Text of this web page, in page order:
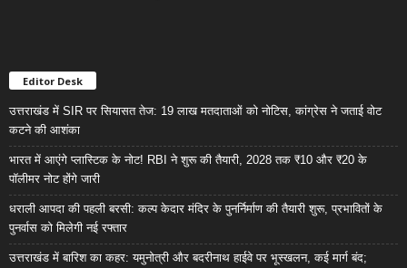
Editor Desk
उत्तराखंड में SIR पर सियासत तेज: 19 लाख मतदाताओं को नोटिस, कांग्रेस ने जताई वोट
कटने की आशंका
भारत में आएंगे प्लास्टिक के नोट! RBI ने शुरू की तैयारी, 2028 तक ₹10 और ₹20 के
पॉलीमर नोट होंगे जारी
धराली आपदा की पहली बरसी: कल्प केदार मंदिर के पुनर्निर्माण की तैयारी शुरू, प्रभावितों के
पुनर्वास को मिलेगी नई रफ्तार
उत्तराखंड में बारिश का कहर: यमुनोत्री और बदरीनाथ हाईवे पर भूस्खलन, कई मार्ग बंद;